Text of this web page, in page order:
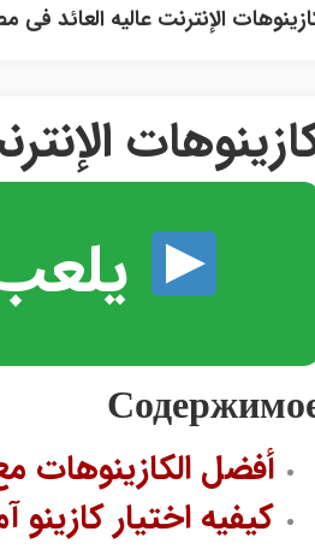
الإنترنت عالیه العائد فی
أفضل الکازینوهات
کیفیه اختیار